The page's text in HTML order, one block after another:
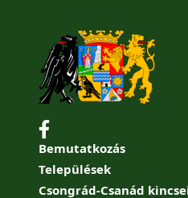
Bemutatkozás
Települések
Csongrád-Csanád